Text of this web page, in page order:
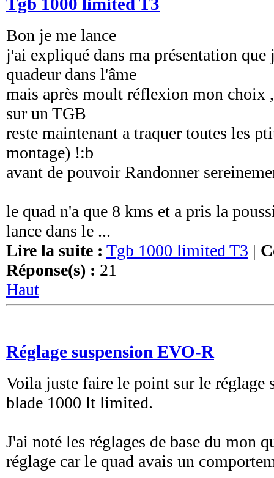
Tgb 1000 limited T3
Bon je me lance
j'ai expliqué dans ma présentation que
quadeur dans l'âme
mais après moult réflexion mon choix
sur un TGB
reste maintenant a traquer toutes les
montage) !:b
avant de pouvoir Randonner
le quad n'a que 8 kms et a pris la
lance dans le ...
Lire la suite : Tgb 1000 limited T3 |
Réponse(s) : 21
Haut
Réglage suspension EVO-R
Voila juste faire le point sur le réglage
blade 1000 lt limited.
J'ai noté les réglages de base du mon
réglage car le quad avais un